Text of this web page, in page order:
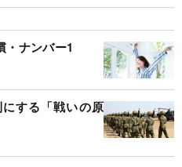
・ナンバー1
する「戦いの原